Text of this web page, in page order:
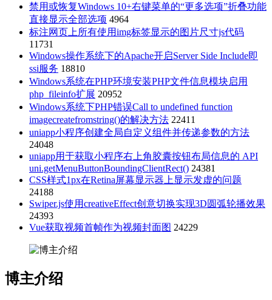
禁用或恢复Windows 10+右键菜单的“更多选项”折叠功能
直接显示全部选项 4964
标注网页上所有使用img标签显示的图片尺寸js代码
11731
Windows操作系统下的Apache开启Server Side Include即
ssi服务 18810
Windows系统在PHP环境安装PHP文件信息模块启用
php_fileinfo扩展 20952
Windows系统下PHP错误Call to undefined function
imagecreatefromstring()的解决方法 22411
uniapp小程序创建全局自定义组件并传递参数的方法
24048
uniapp用于获取小程序右上角胶囊按钮布局信息的 API
uni.getMenuButtonBoundingClientRect() 24381
CSS样式1px在Retina屏幕显示器上显示发虚的问题
24188
Swiper.js使用creativeEffect创意切换实现3D圆弧轮播效果
24393
Vue获取视频首帧作为视频封面图 24229
博主介绍